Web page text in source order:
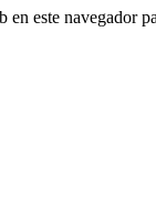
este navegador